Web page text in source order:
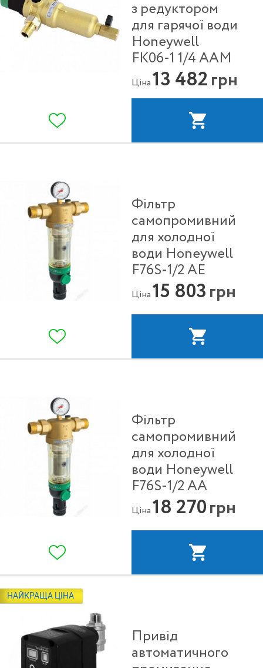
з редуктором
для гарячої води
Honeywell
FK06-1 1/4 ААM
Ціна13 482грн
Фільтр
самопромивний
для холодної
води Honeywell
F76S-1/2 АE
Ціна15 803грн
Фільтр
самопромивний
для холодної
води Honeywell
F76S-1/2 АА
Ціна18 270грн
НАЙКРАЩА ЦІНА
Привід
автоматичного